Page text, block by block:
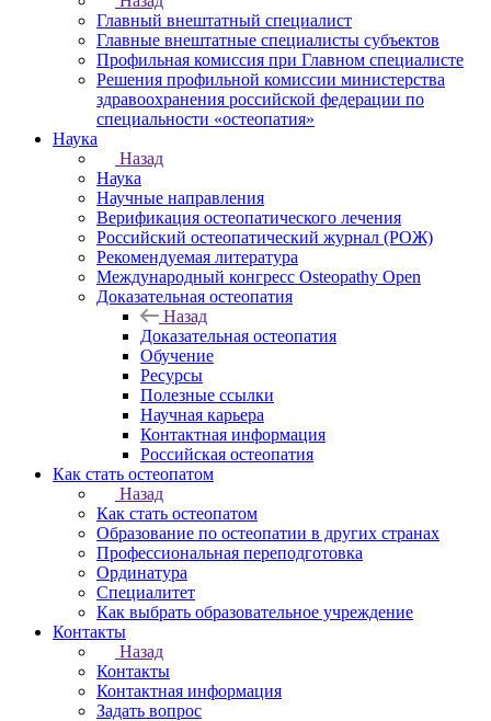
Главный внештатный специалист
Главные внештатные специалисты субъектов
Профильная комиссия при Главном специалисте
Решения профильной комиссии министерства
здравоохранения российской федерации по
специальности «остеопатия»
Наука
Назад
Наука
Научные направления
Верификация остеопатического лечения
Российский остеопатический журнал (РОЖ)
Рекомендуемая литература
Международный конгресс Osteopathy Open
Доказательная остеопатия
Назад
Доказательная остеопатия
Обучение
Ресурсы
Полезные ссылки
Научная карьера
Контактная информация
Российская остеопатия
Как стать остеопатом
Назад
Как стать остеопатом
Образование по остеопатии в других странах
Профессиональная переподготовка
Ординатура
Специалитет
Как выбрать образовательное учреждение
Контакты
Назад
Контакты
Контактная информация
Задать вопрос